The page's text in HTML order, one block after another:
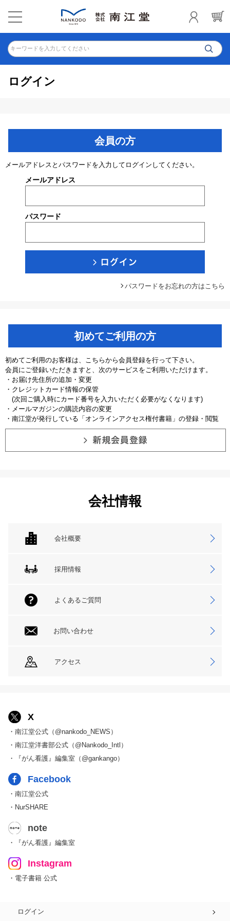
キーワードを入力してください
ログイン
会員の方
メールアドレスとパスワードを入力してログインしてください。
メールアドレス
パスワード
パスワードをお忘れの方はこちら
初めてご利用の方
初めてご利用のお客様は、こちらから会員登録を行って下さい。
会員にご登録いただきますと、次のサービスをご利用いただけます。
・お届け先住所の追加・変更
・クレジットカード情報の保管
(次回ご購入時にカード番号を入力いただく必要がなくなります)
・メールマガジンの購読内容の変更
・南江堂が発行している「オンラインアクセス権付書籍」の登録・閲覧
会社情報
会社概要
採用情報
よくあるご質問
お問い合わせ
アクセス
X
・南江堂公式（@nankodo_NEWS）
・南江堂洋書部公式（@Nankodo_Intl）
・『がん看護』編集室（@gankango）
Facebook
・南江堂公式
・NurSHARE
note
・『がん看護』編集室
Instagram
・電子書籍 公式
ログイン